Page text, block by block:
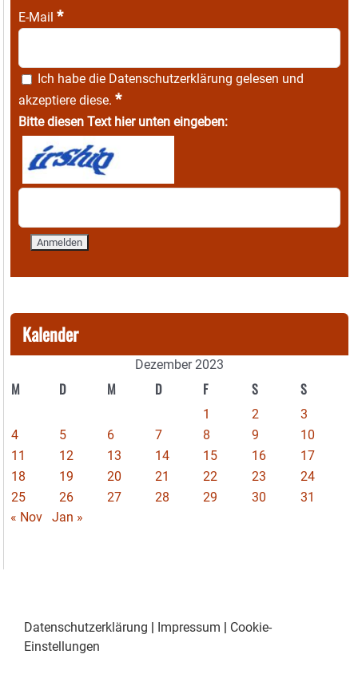
E-Mail *
Ich habe die Datenschutzerklärung gelesen und
akzeptiere diese. *
Bitte diesen Text hier unten eingeben:
Kalender
Dezember 2023
M D M D F S S
1 2
3
4
5 6 7 8 9
10
11
12 13 14 15 16
17
18
19 20 21 22 23
24
25
26 27 28 29 30
31
« Nov
Jan »
Datenschutzerklärung | Impressum | Cookie-
Einstellungen